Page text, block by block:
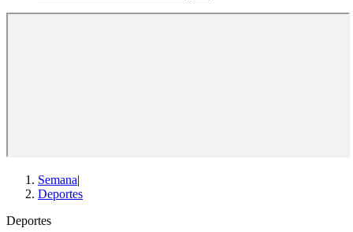
Semana|
Deportes
Deportes